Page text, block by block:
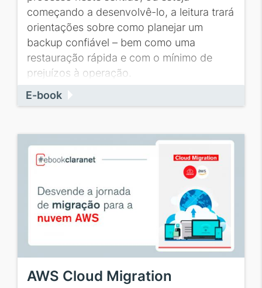
começando a desenvolvê-lo, a leitura trará
orientações sobre como planejar um
backup confiável – bem como uma
restauração rápida e com o mínimo de
prejuízos à operação.
E-book
AWS Cloud Migration